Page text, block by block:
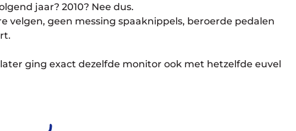
jaar? 2010? Nee dus.
velgen, geen messing spaaknippels, beroerde pedalen
ging exact dezelfde monitor ook met hetzelfde euvel